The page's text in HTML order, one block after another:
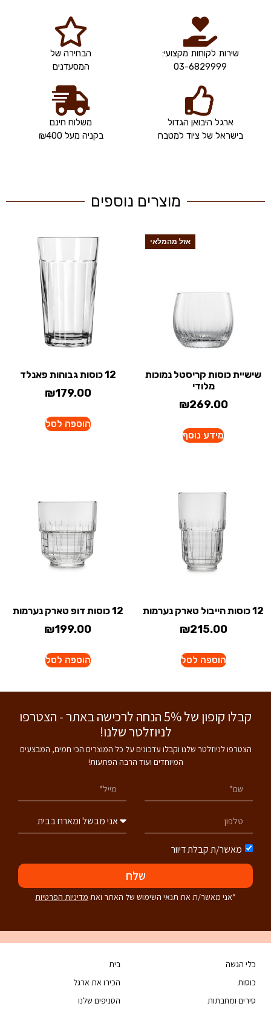
שירות לקוחות מקצועי:
03-6829999
הבחירה של
המסעדנים
ארגל היבואן הגדול
בישראל של ציוד למטבח
משלוח חינם
בקניה מעל ₪400
מוצרים נוספים
אזל מהמלאי
שישיית כוסות קריסטל נמוכות
מלודי
₪269.00
מידע נוסף
12 כוסות גבוהות פאנלד
₪179.00
הוספה לסל
12 כוסות הייבול טארק נערמות
₪215.00
הוספה לסל
12 כוסות דופ טארק נערמות
₪199.00
הוספה לסל
קבלו קופון של 5% הנחה לרכישה באתר - הצטרפו
לניוזלטר שלנו!
הצטרפו לניוזלטר שלנו וקבלו עדכונים על כל המוצרים הכי חמים, המבצעים
המיוחדים ועוד הרבה הפתעות!
מאשר/ת קבלת דיוור
שלח
*אני מאשר/ת את תנאי השימוש של האתר ואת מדיניות הפרטיות
כלי הגשה
כוסות
סירים ומחבתות
בית
הכירו את ארגל
הסניפים שלנו